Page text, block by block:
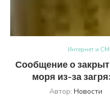
Интернет и
Сообщение о
моря из-за
Автор: Новости